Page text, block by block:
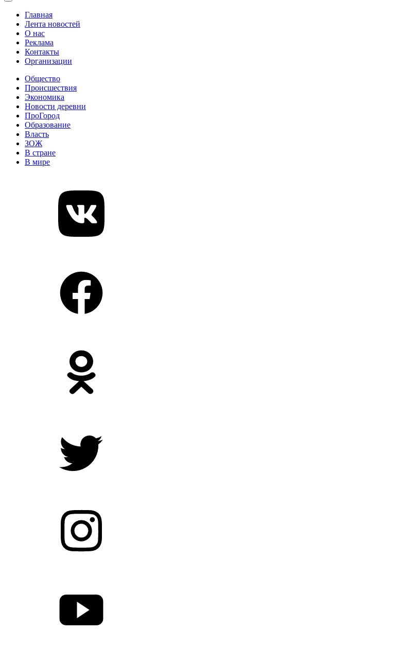
Главная
Лента новостей
О нас
Реклама
Контакты
Организации
Общество
Происшествия
Экономика
Новости деревни
ПроГород
Образование
Власть
ЗОЖ
В стране
В мире